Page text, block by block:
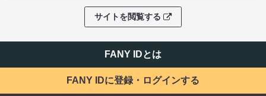
サイトを閲覧する
FANY IDとは
FANY IDに登録・ログインする